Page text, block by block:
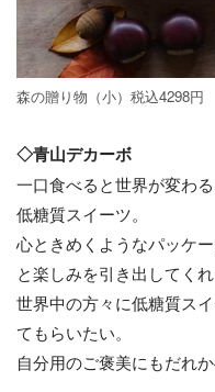
森の贈り物（小）税込4298円
◇青山デカーボ
一口食べると世界が変わ
低糖質スイーツ。
心ときめくようなパッケ
と楽しみを引き出してくれ
世界中の方々に低糖質ス
てもらいたい。
自分用のご褒美にもだれ